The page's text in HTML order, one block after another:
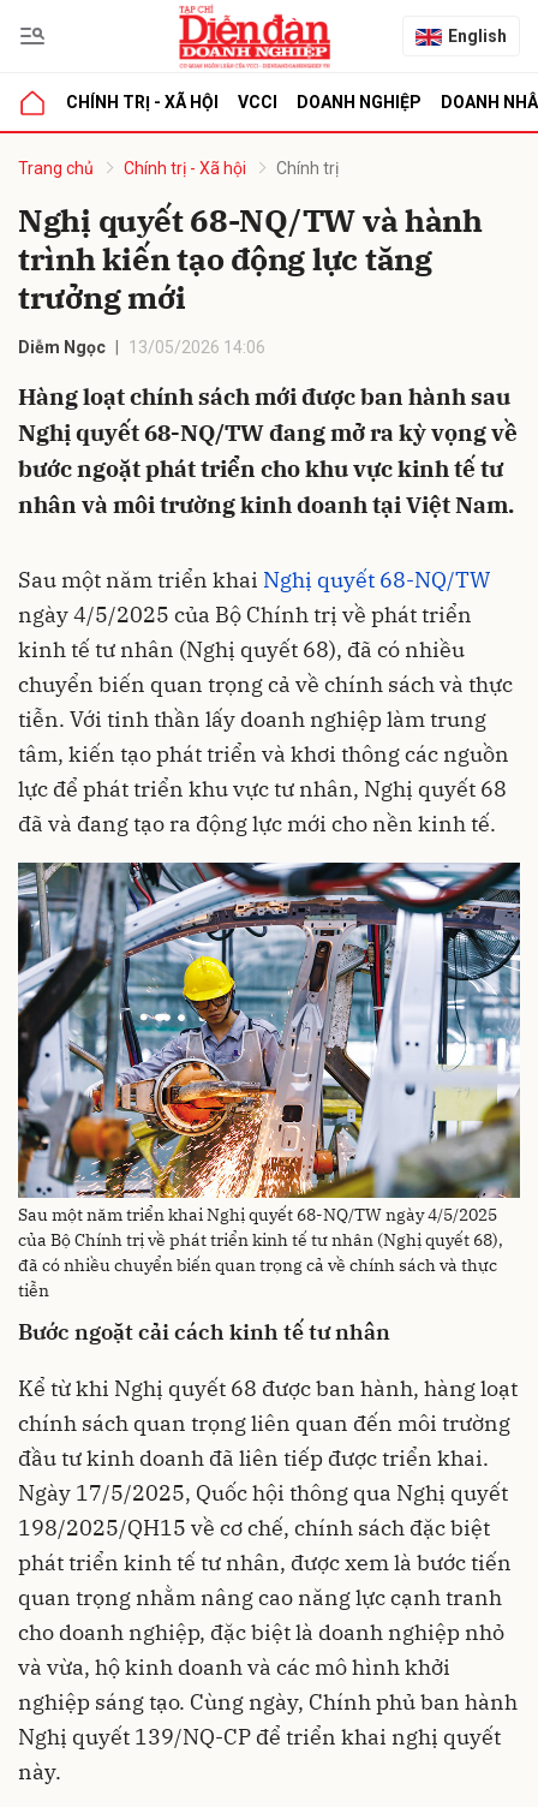
English
CHÍNH TRỊ - XÃ HỘI VCCI DOANH NGHIỆP DOANH
Trang chủ Chính trị - Xã hội Chính trị
Nghị quyết 68-NQ/TW và hành
trình kiến tạo động lực tăng
trưởng mới
Diễm Ngọc 13/05/2026 14:06
Hàng loạt chính sách mới được ban hành sau
Nghị quyết 68-NQ/TW đang mở ra kỳ vọng về
bước ngoặt phát triển cho khu vực kinh tế tư
nhân và môi trường kinh doanh tại Việt Nam.
Sau một năm triển khai Nghị quyết 68-NQ/TW
ngày 4/5/2025 của Bộ Chính trị về phát triển
kinh tế tư nhân (Nghị quyết 68), đã có nhiều
chuyển biến quan trọng cả về chính sách và thực
tiễn. Với tinh thần lấy doanh nghiệp làm trung
tâm, kiến tạo phát triển và khơi thông các nguồn
lực để phát triển khu vực tư nhân, Nghị quyết 68
đã và đang tạo ra động lực mới cho nền kinh tế.
Sau một năm triển khai Nghị quyết 68-NQ/TW ngày 4/5/2025
của Bộ Chính trị về phát triển kinh tế tư nhân (Nghị quyết 68),
đã có nhiều chuyển biến quan trọng cả về chính sách và thực
tiễn
Bước ngoặt cải cách kinh tế tư nhân
Kể từ khi Nghị quyết 68 được ban hành, hàng loạt
chính sách quan trọng liên quan đến môi trường
đầu tư kinh doanh đã liên tiếp được triển khai.
Ngày 17/5/2025, Quốc hội thông qua Nghị quyết
198/2025/QH15 về cơ chế, chính sách đặc biệt
phát triển kinh tế tư nhân, được xem là bước tiến
quan trọng nhằm nâng cao năng lực cạnh tranh
cho doanh nghiệp, đặc biệt là doanh nghiệp nhỏ
và vừa, hộ kinh doanh và các mô hình khởi
nghiệp sáng tạo. Cùng ngày, Chính phủ ban hành
Nghị quyết 139/NQ-CP để triển khai nghị quyết
này.
luận
Hủy